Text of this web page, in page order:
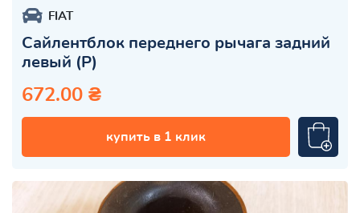
FIAT
Сайлентблок переднего рычага задний
левый (Р)
672.00 ₴
купить в 1 клик